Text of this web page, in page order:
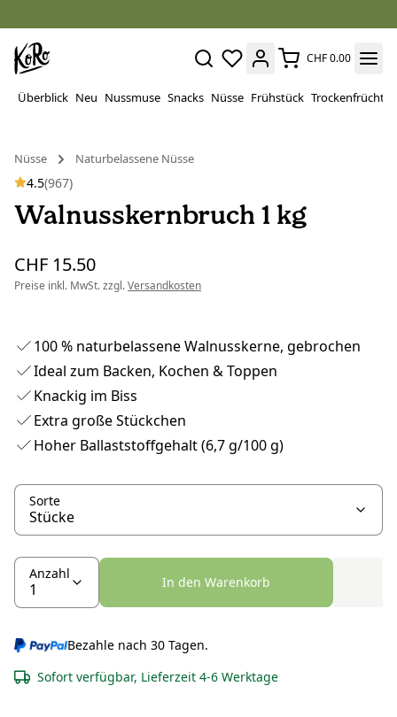
CHF 0.00
Überblick Neu Nussmuse Snacks Nüsse Frühstück Trockenfrüchte
Nüsse
Naturbelassene Nüsse
4.5(967)
Walnusskernbruch 1 kg
CHF 15.50
Preise inkl. MwSt. zzgl.Versandkosten
100 % naturbelassene Walnusskerne, gebrochen
Ideal zum Backen, Kochen & Toppen
Knackig im Biss
Extra große Stückchen
Hoher Ballaststoffgehalt (6,7 g/100 g)
Sorte
Anzahl
In den Warenkorb
Bezahle nach 30 Tagen.
Sofort verfügbar, Lieferzeit 4-6 Werktage